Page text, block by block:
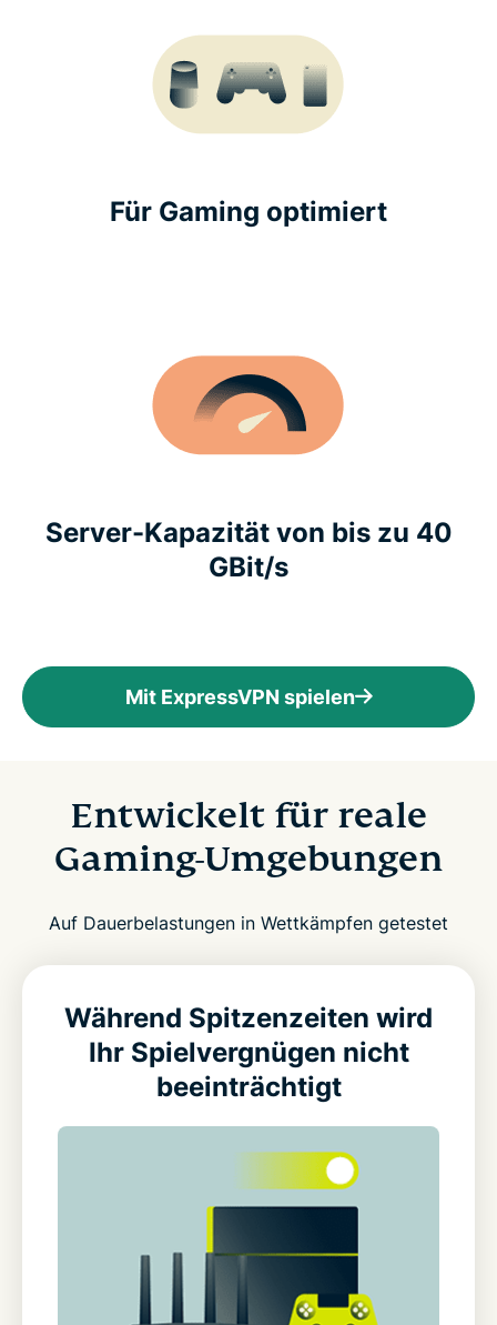
Für Gaming optimiert
Server-Kapazität von bis zu 40
GBit/s
Mit ExpressVPN spielen
Entwickelt für reale
Gaming-Umgebungen
Auf Dauerbelastungen in Wettkämpfen getestet
Während Spitzenzeiten wird
Ihr Spielvergnügen nicht
beeinträchtigt